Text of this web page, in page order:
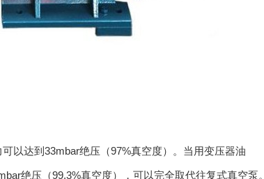
以达到33mbar绝压（97%真空度）。当用变压器油
绝压（99.3%真空度），可以完全取代往复式真空泵。